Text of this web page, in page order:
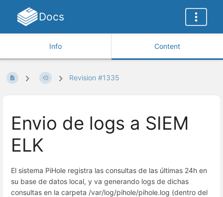
Docs
Info Content
Revision #1335
Envio de logs a SIEM
ELK
El sistema PiHole registra las consultas de las últimas 24h en
su base de datos local, y va generando logs de dichas
consultas en la carpeta /var/log/pihole/pihole.log (dentro del